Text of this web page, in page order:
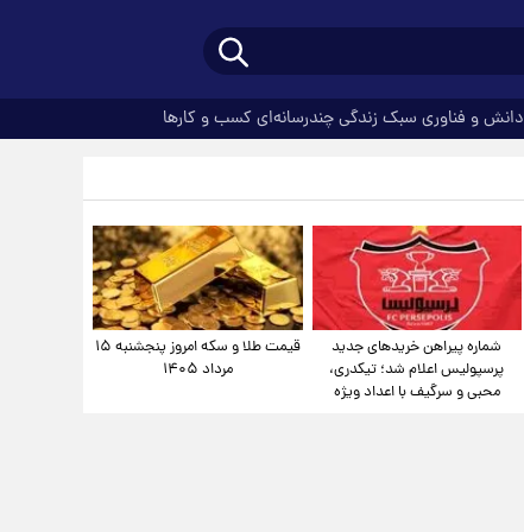
دانش و فناوری سبک زندگیچندرسانه‌ای کسب و کارها
شماره پیراهن خریدهای جدید
پرسپولیس اعلام شد؛ تیکدری،
محبی و سرگیف با اعداد ویژه
قیمت طلا و سکه امروز پنجشنبه ۱۵
مرداد ۱۴۰۵